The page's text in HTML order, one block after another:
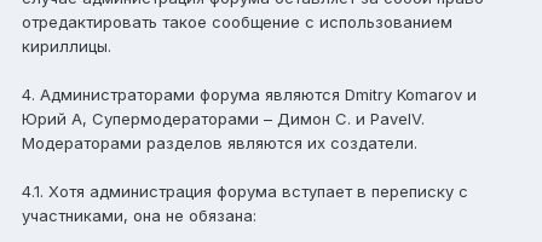
отредактировать такое сообщение с использованием
кириллицы.
4. Администраторами форума являются Dmitry Komarov и
Юрий А, Супермодераторами – Димон С. и PavelV.
Модераторами разделов являются их создатели.
4.1. Хотя администрация форума вступает в переписку с
участниками, она не обязана: